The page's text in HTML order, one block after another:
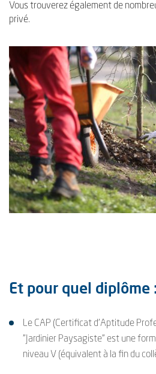
Vous trouverez également de
privé.
Et pour quel diplôme :
Le CAP (Certificat d'Aptitude
"Jardinier Paysagiste" est une
niveau V (équivalent à la fin du